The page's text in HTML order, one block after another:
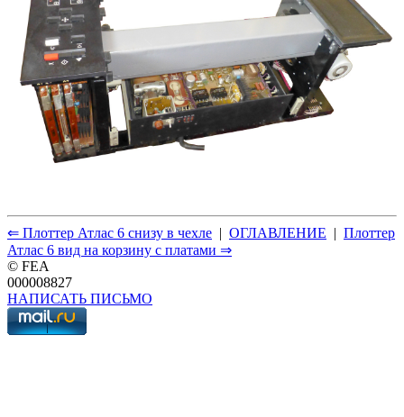
⇐ Плоттер Атлас 6 снизу в чехле | ОГЛАВЛЕНИЕ | Плоттер
Атлас 6 вид на корзину с платами ⇒
© FEA
000008827
НАПИСАТЬ ПИСЬМО